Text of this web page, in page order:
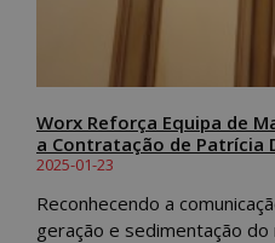
Worx Reforça Equipa de
a Contratação de Patrícia
2025-01-23
Reconhecendo a
geração e sedimentação